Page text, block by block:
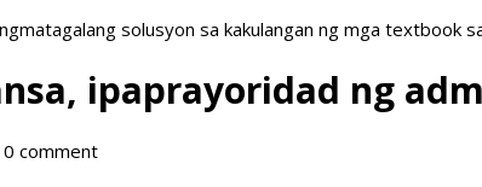
solusyon sa kakulangan ng mga textbook
ipaprayoridad ng
0 comment